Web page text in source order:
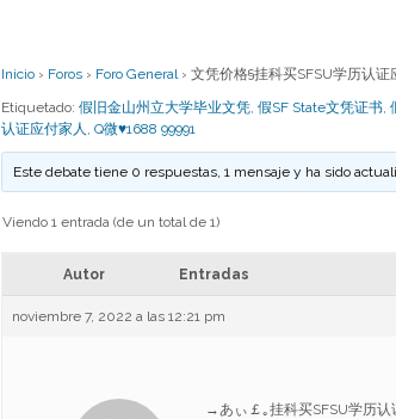
Inicio › Foros › Foro General › 文凭价格§挂科买SFSU学历认证
Etiquetado: 假旧金山州立大学毕业文凭, 假SF State文凭证书,
认证应付家人 , Q微♥1688 99991
Este debate tiene 0 respuestas, 1 mensaje y ha sido
Viendo 1 entrada (de un total de 1)
Autor Entradas
noviembre 7, 2022 a las 12:21 pm
→あぃ￡｡挂科买SFSU学历认